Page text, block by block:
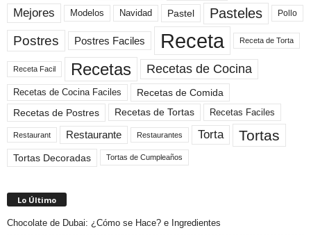
Mejores Modelos Navidad Pastel Pasteles Pollo
Postres Postres Faciles Receta Receta de Torta
Receta Facil Recetas Recetas de Cocina
Recetas de Cocina Faciles
Recetas de Comida
Recetas de Postres
Recetas de Tortas Recetas Faciles
Restaurant Restaurante Restaurantes Torta Tortas
Tortas Decoradas Tortas de Cumpleaños
Lo Último
Chocolate de Dubai: ¿Cómo se Hace? e Ingredientes